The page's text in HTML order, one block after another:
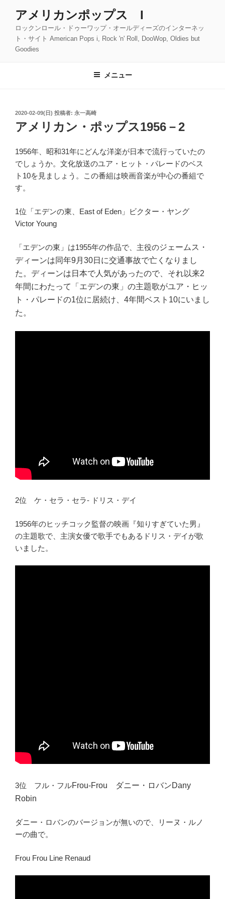
アメリカンポップス I
ロックンロール・ドゥーワップ・オールディーズのインターネッ
ト・サイト American Pops i, Rock 'n' Roll, DooWop, Oldies but
Goodies
メニュー
投
稿
日:
2020-02-09(日) 投稿者: 永一高崎
アメリカン・ポップス1956－2
1956年、昭和31年にどんな洋楽が日本で流行っていたの
でしょうか。文化放送のユア・ヒット・パレードのベス
ト10を見ましょう。この番組は映画音楽が中心の番組で
す。
1位「エデンの東、East of Eden」ビクター・ヤング
Victor Young
「エデンの東」は1955年の作品で、主役のジェームス・
ディーンは同年9月30日に交通事故で亡くなりまし
た。ディーンは日本で人気があったので、それ以来2
年間にわたって「エデンの東」の主題歌がユア・ヒッ
ト・パレードの1位に居続け、4年間ベスト10にいまし
た。
2位 ケ・セラ・セラ- ドリス・デイ
1956年のヒッチコック監督の映画『知りすぎていた男』
の主題歌で、主演女優で歌手でもあるドリス・デイが歌
いました。
3位 フル・フルFrou-Frou ダニー・ロバンDany
Robin
ダニー・ロバンのバージョンが無いので、リーヌ・ルノ
ーの曲で。
Frou Frou Line Renaud